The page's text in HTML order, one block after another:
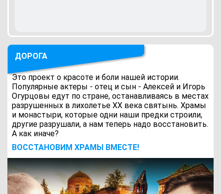
ДОРОГА
Это проект о красоте и боли нашей истории.
Популярные актеры - отец и сын - Алексей и Игорь
Огурцовы едут по стране, останавливаясь в местах
разрушенных в лихолетье ХХ века святынь. Храмы
и монастыри, которые одни наши предки строили,
другие разрушали, а нам теперь надо восстановить.
А как иначе?
ВОCСТАНОВИМ ХРАМЫ ВМЕСТЕ!